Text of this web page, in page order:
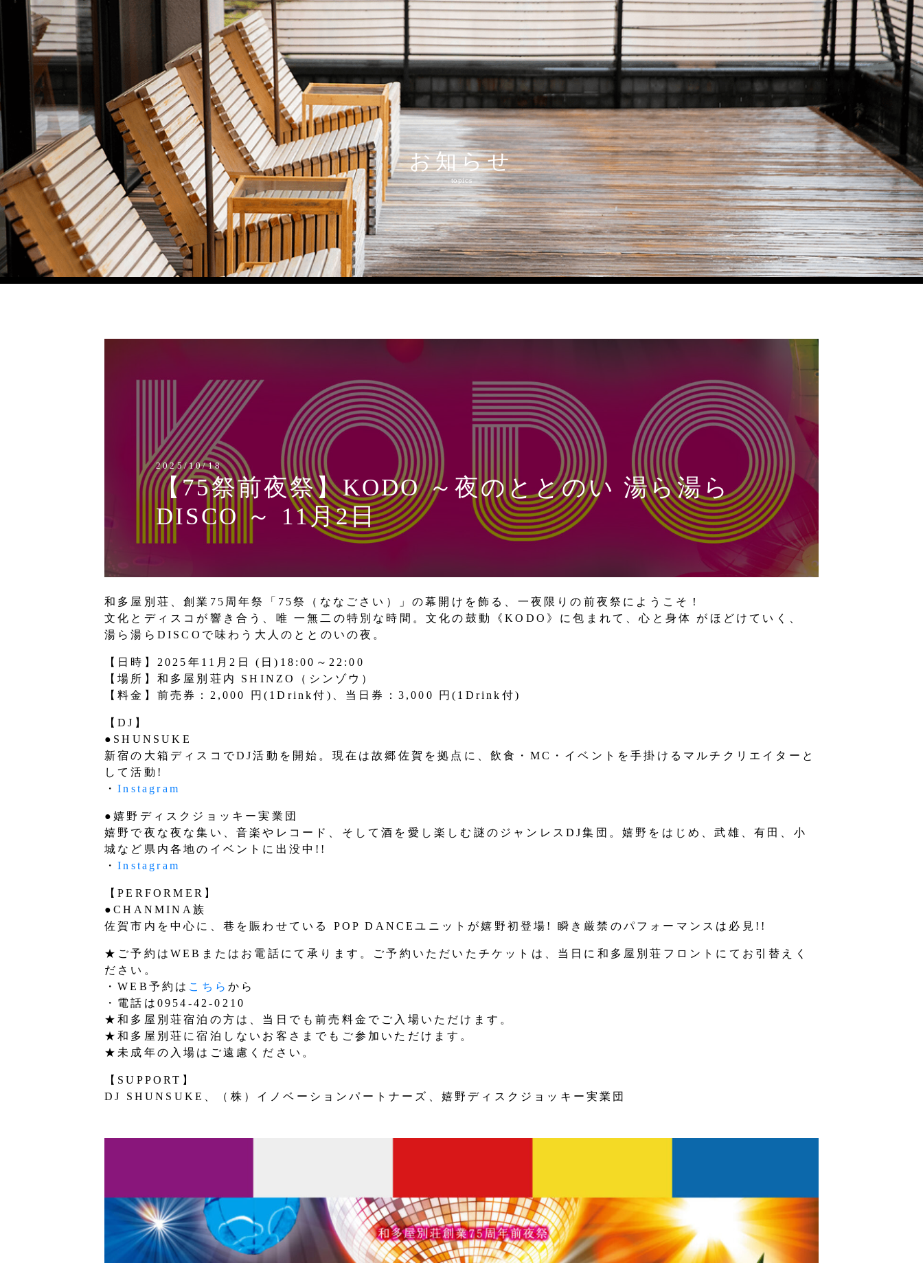
イベント
event
和多屋の魅力 水明荘
suimeiso
和多屋別荘
watayabesso
食事・施設・体験
restaurant&spa
予約
reservation
アクセス
access
Language
お知らせ
topics
2025/10/18
【75祭前夜祭】KODO ～夜のととのい 湯ら湯ら
DISCO ～ 11月2日
和多屋別荘、創業75周年祭「75祭（ななごさい）」の幕開けを飾る、一夜限りの前夜祭にようこそ！
文化とディスコが響き合う、唯 一無二の特別な時間。文化の鼓動《KODO》に包まれて、心と身体 がほどけていく、
湯ら湯らDISCOで味わう大人のととのいの夜。
【日時】2025年11月2日 (日)18:00～22:00
【場所】和多屋別荘内 SHINZO（シンゾウ）
【料金】前売券：2,000 円(1Drink付)、当日券：3,000 円(1Drink付)
【DJ】
●SHUNSUKE
新宿の大箱ディスコでDJ活動を開始。現在は故郷佐賀を拠点に、飲食・MC・イベントを手掛けるマルチクリエイターと
して活動!
・Instagram
●嬉野ディスクジョッキー実業団
嬉野で夜な夜な集い、音楽やレコード、そして酒を愛し楽しむ謎のジャンレスDJ集団。嬉野をはじめ、武雄、有田、小
城など県内各地のイベントに出没中!!
・Instagram
【PERFORMER】
●CHANMINA族
佐賀市内を中心に、巷を賑わせている POP DANCEユニットが嬉野初登場! 瞬き厳禁のパフォーマンスは必見!!
★ご予約はWEBまたはお電話にて承ります。ご予約いただいたチケットは、当日に和多屋別荘フロントにてお引替えく
ださい。
・WEB予約は こちらから
・電話は0954-42-0210
★和多屋別荘宿泊の方は、当日でも前売料金でご入場いただけます。
★和多屋別荘に宿泊しないお客さまでもご参加いただけます。
★未成年の入場はご遠慮ください。
【SUPPORT】
DJ SHUNSUKE、（株）イノベーションパートナーズ、嬉野ディスクジョッキー実業団